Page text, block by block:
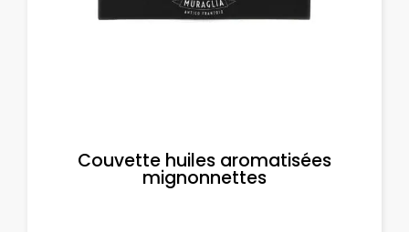
Couvette huiles aromatisées
mignonnettes